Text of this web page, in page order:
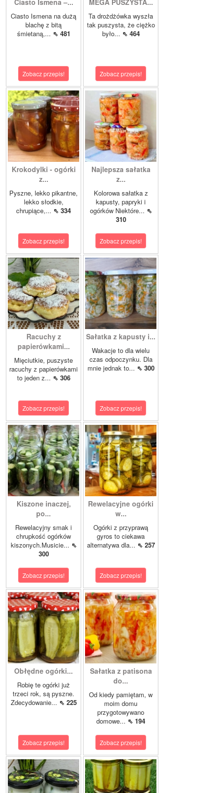
Ciasto Ismena na dużą
blachę z bitą
śmietaną,... ⇖ 481
Zobacz przepis!
Ta drożdżówka wyszła
tak puszysta, że ciężko
było... ⇖ 464
Zobacz przepis!
Krokodylki - ogórki
z...
Pyszne, lekko pikantne,
lekko słodkie,
chrupiące,... ⇖ 334
Zobacz przepis!
Najlepsza sałatka
z...
Kolorowa sałatka z
kapusty, papryki i
ogórków Niektóre... ⇖
310
Zobacz przepis!
Racuchy z
papierówkami...
Mięciutkie, puszyste
racuchy z papierówkami
to jeden z... ⇖ 306
Zobacz przepis!
Sałatka z kapusty i...
Wakacje to dla wielu
czas odpoczynku. Dla
mnie jednak to... ⇖ 300
Zobacz przepis!
Kiszone inaczej,
po...
Rewelacyjny smak i
chrupkość ogórków
kiszonych.Musicie... ⇖
300
Zobacz przepis!
Rewelacyjne ogórki
w...
Ogórki z przyprawą
gyros to ciekawa
alternatywa dla... ⇖ 257
Zobacz przepis!
Obłędne ogórki...
Robię te ogórki już
trzeci rok, są pyszne.
Zdecydowanie... ⇖ 225
Zobacz przepis!
Sałatka z patisona
do...
Od kiedy pamiętam, w
moim domu
przygotowywano
domowe... ⇖ 194
Zobacz przepis!